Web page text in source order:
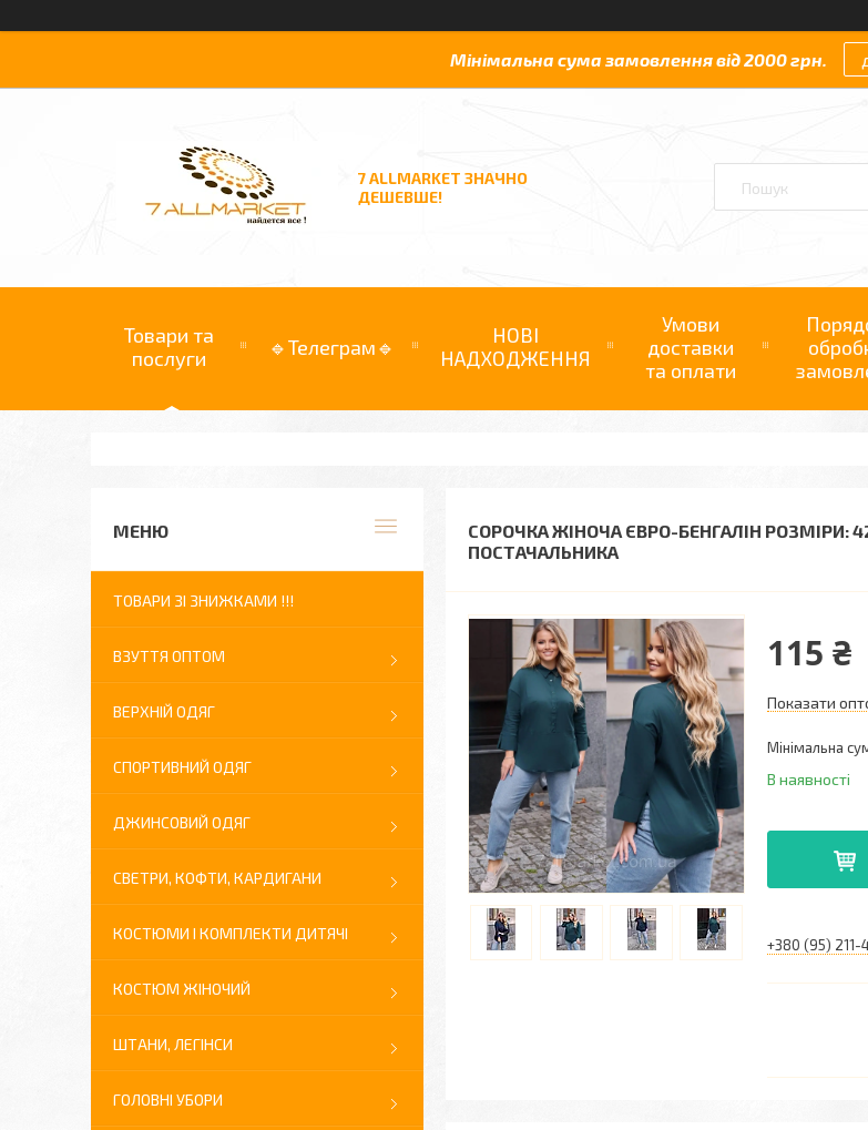
Мінімальна сума замовлення від 2000 грн.
7 ALLMARKET ЗНАЧНО
ДЕШЕВШЕ!
Товари та
послуги
🔹Телеграм🔹
НОВІ
НАДХОДЖЕННЯ
Умови
доставки
та оплати
СОРОЧКА ЖІНОЧА ЄВРО-БЕНГАЛІН РОЗМІРИ:
ПОСТАЧАЛЬНИКА
115 ₴
Показати
Мінімальна
В наявності
+380 (95)
ТОВАРИ ЗІ ЗНИЖКАМИ !!!
ВЗУТТЯ ОПТОМ
ВЕРХНІЙ ОДЯГ
СПОРТИВНИЙ ОДЯГ
ДЖИНСОВИЙ ОДЯГ
СВЕТРИ, КОФТИ, КАРДИГАНИ
КОСТЮМИ І КОМПЛЕКТИ ДИТЯЧІ
КОСТЮМ ЖІНОЧИЙ
ШТАНИ, ЛЕГІНСИ
ГОЛОВНІ УБОРИ